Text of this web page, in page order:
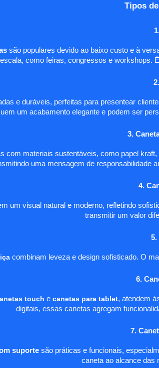
Tipos
são populares devido ao baixo custo e à
como feiras, congressos e workshops.
e duráveis, perfeitas para presentear
um acabamento elegante e podem ser
3.
com materiais sustentáveis, como papel
uma mensagem de responsabilidade
4.
um visual natural e moderno, refletindo
transmitir um valor
5.
combinam leveza e design sofisticado. O
6.
touch e canetas para tablet, atendem
digitais, essas canetas agregam
7.
suportesão práticas e funcionais,
caneta ao alcance das